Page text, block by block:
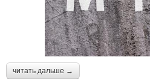
читать дальше →